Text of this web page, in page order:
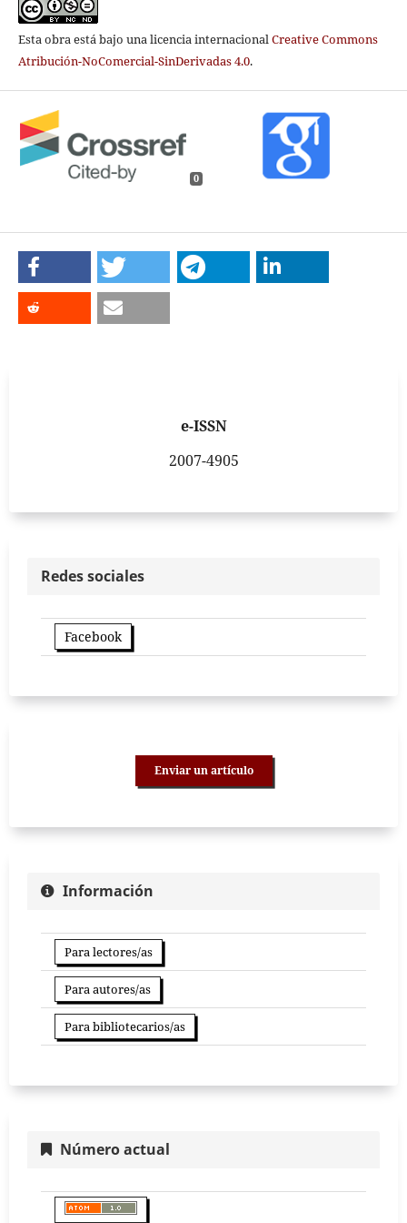
Esta obra está bajo una licencia internacional Creative Commons
Atribución-NoComercial-SinDerivadas 4.0.
0
e-ISSN
2007-4905
Redes sociales
Facebook
Enviar un artículo
Información
Para lectores/as
Para autores/as
Para bibliotecarios/as
Número actual